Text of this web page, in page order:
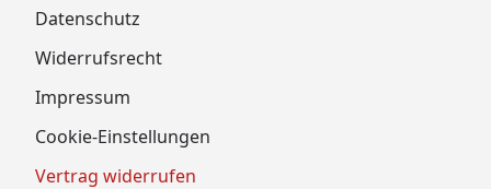
Datenschutz
Widerrufsrecht
Impressum
Cookie-Einstellungen
Vertrag widerrufen